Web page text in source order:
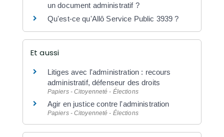
un document administratif ?
Qu'est-ce qu'Allô Service Public 3939 ?
Et aussi
Litiges avec l'administration : recours
administratif, défenseur des droits
Papiers - Citoyenneté - Élections
Agir en justice contre l'administration
Papiers - Citoyenneté - Élections